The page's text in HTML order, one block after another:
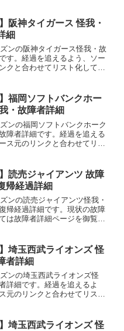
阪神タイガース 怪我・
細
ンの阪神タイガース怪我・故
す。経過を追えるよう、ソー
クと合わせてリスト化してい
】福岡ソフトバンクホー
・故障者詳細
ンの福岡ソフトバンクホーク
障者詳細です。経過を追える
ス元のリンクと合わせてリス
】読売ジャイアンツ 故障
帰経過詳細
ンの読売ジャイアンツ怪我・
帰経過詳細です。現状の故障
は故障者詳細ページを御覧く
】埼玉西武ライオンズ 怪
者詳細
ンの埼玉西武ライオンズ怪
詳細です。経過を追えるよ
元のリンクと合わせてリスト
】埼玉西武ライオンズ 怪